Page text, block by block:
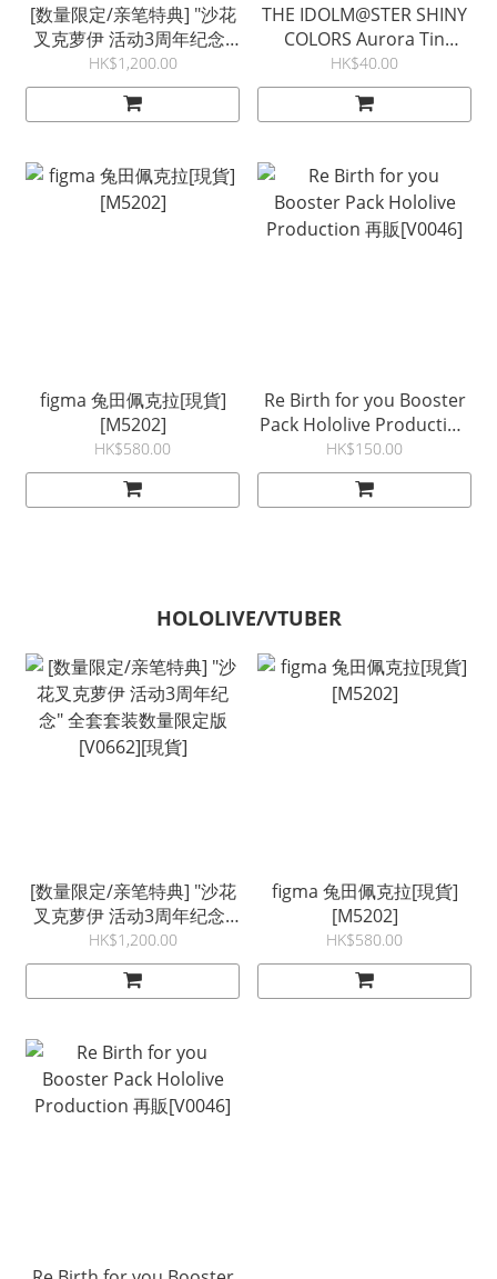
[数量限定/亲笔特典] "沙花
叉克萝伊 活动3周年纪念"
全套套装数量限定版
[V0662][現貨]
HK$1,200.00
THE IDOLM@STER SHINY
COLORS Aurora Tin
Badge (Blind) A 14Item
Set[M7145][現貨]
HK$40.00
figma 兔田佩克拉[現貨]
[M5202]
HK$580.00
Re Birth for you Booster
Pack Hololive Production
再販[V0046]
HK$150.00
HOLOLIVE/VTUBER
[数量限定/亲笔特典] "沙花
叉克萝伊 活动3周年纪念"
全套套装数量限定版
[V0662][現貨]
HK$1,200.00
figma 兔田佩克拉[現貨]
[M5202]
HK$580.00